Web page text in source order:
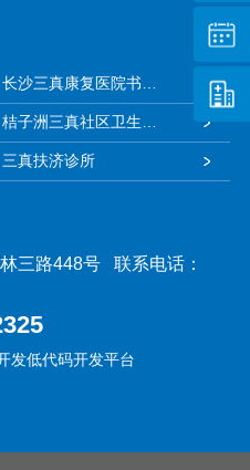
长沙三真康复医院书院路院区
桔子洲三真社区卫生服务中心
三真扶济诊所
三路448号 联系电话：
发低代码开发平台